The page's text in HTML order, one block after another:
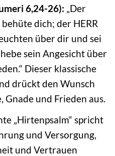
6,24-26): „Der
dich; der HERR
über dir und sei
sein Angesicht über
Dieser klassische
drückt den Wunsch
Gnade und Frieden aus.
„Hirtenpsalm“ spricht
und Versorgung,
und Vertrauen